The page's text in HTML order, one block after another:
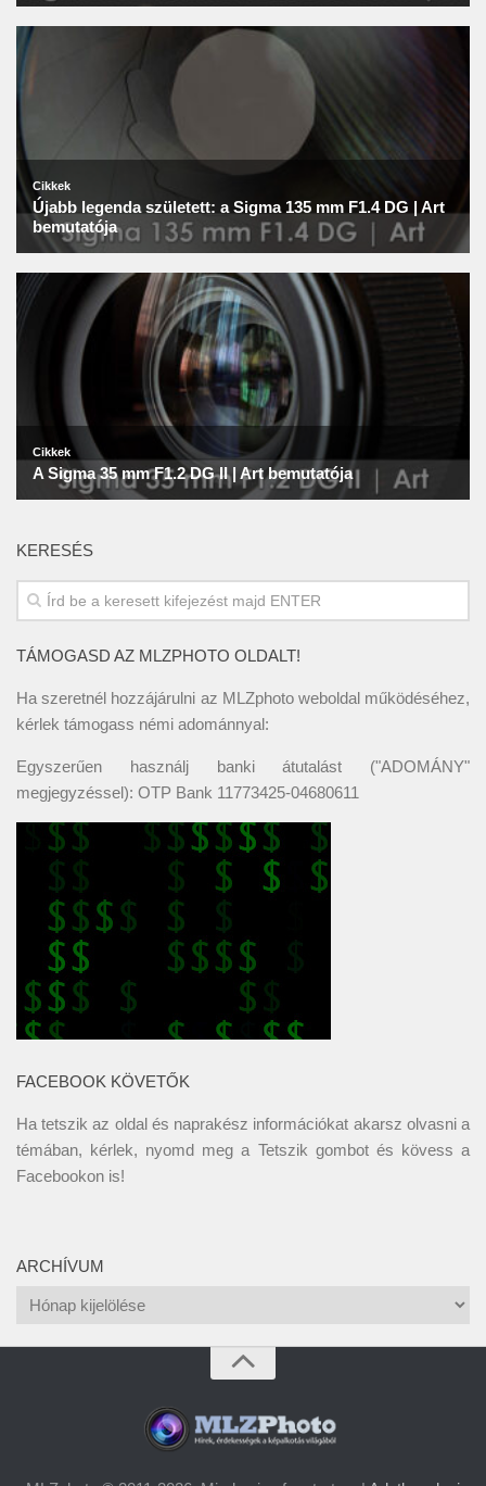
KERESÉS
TÁMOGASD AZ MLZPHOTO OLDALT!
Ha szeretnél hozzájárulni az MLZphoto weboldal működéséhez,
kérlek támogass némi adománnyal:
Egyszerűen használj banki átutalást ("ADOMÁNY"
megjegyzéssel): OTP Bank 11773425-04680611
FACEBOOK KÖVETŐK
Ha tetszik az oldal és naprakész információkat akarsz olvasni a
témában, kérlek, nyomd meg a Tetszik gombot és kövess a
Facebookon is!
ARCHÍVUM
Archívum